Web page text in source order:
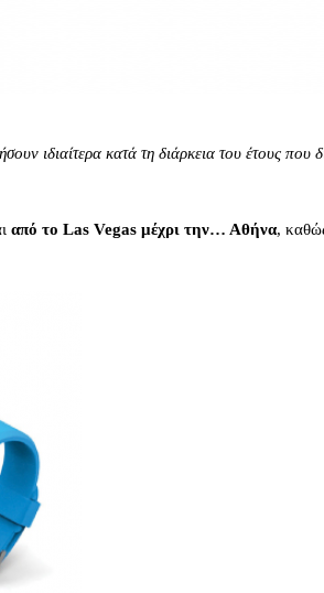
ιδιαίτερα κατά τη διάρκεια του έτους που
από το Las Vegas μέχρι την… Αθήνα,